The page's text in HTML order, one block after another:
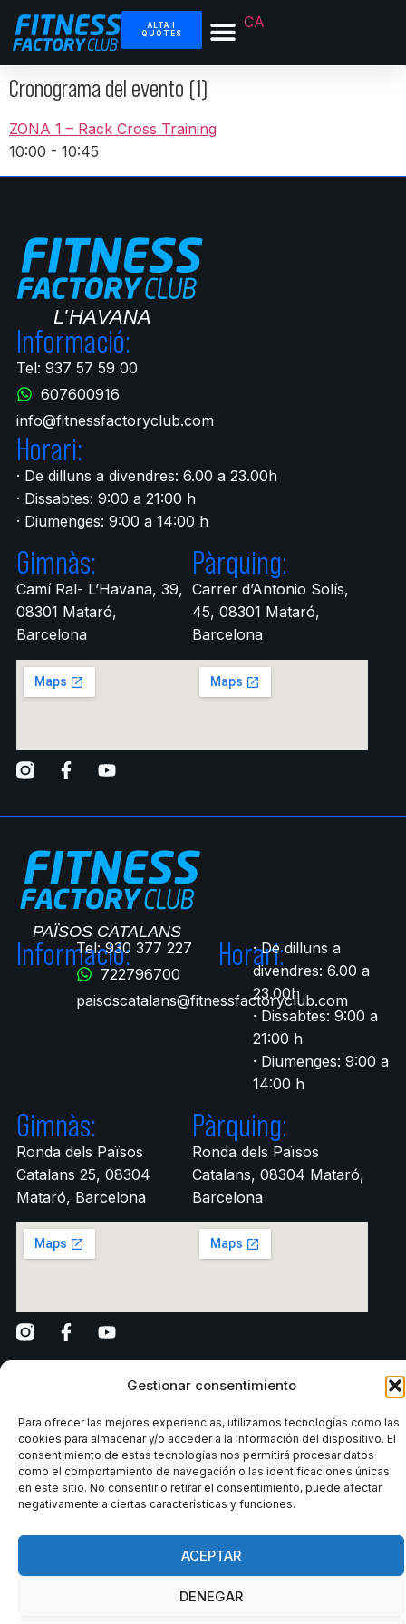
Gestionar consentimiento
Para ofrecer las mejores experiencias, utilizamos tecnologías como las
cookies para almacenar y/o acceder a la información del dispositivo. El
consentimiento de estas tecnologías nos permitirá procesar datos
como el comportamiento de navegación o las identificaciones únicas
en este sitio. No consentir o retirar el consentimiento, puede afectar
negativamente a ciertas características y funciones.
ACEPTAR
DENEGAR
ALTA I
QUOTES
CA
Cronograma del evento (1)
ZONA 1 – Rack Cross Training
10:00 - 10:45
Informació:
Tel: 937 57 59 00
607600916
info@fitnessfactoryclub.com
Horari:
· De dilluns a divendres: 6.00 a 23.00h
· Dissabtes: 9:00 a 21:00 h
· Diumenges: 9:00 a 14:00 h
Gimnàs:
Camí Ral- L’Havana, 39,
08301 Mataró,
Barcelona
Pàrquing:
Carrer d’Antonio Solís,
45, 08301 Mataró,
Barcelona
Informació:Tel: 930 377 227
722796700​
paisoscatalans@fitnessfactoryclub.com
Horari:· De dilluns a
divendres: 6.00 a
23.00h
· Dissabtes: 9:00 a
21:00 h
· Diumenges: 9:00 a
14:00 h
Gimnàs:
Ronda dels Països
Catalans 25, 08304
Mataró, Barcelona
Pàrquing:
Ronda dels Països
Catalans, 08304 Mataró,
Barcelona
Reglament internGrup Fitness Factory ClubAvís legal
Aquest lloc està protegit per reCAPTCHA i
s’apliquen laPolítica de privacitati elsTermes del